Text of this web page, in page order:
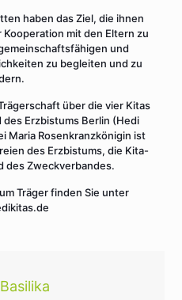
haben das Ziel, die ihnen
mit den Eltern zu
und
zu begleiten und zu
über die vier Kitas
Erzbistums Berlin (Hedi
Maria Rosenkranzkönigin ist
des Erzbistums, die Kita-
des Zweckverbandes.
Träger finden Sie unter